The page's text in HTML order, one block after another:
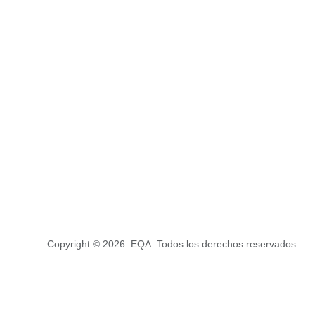
Copyright © 2026. EQA. Todos los derechos reservados